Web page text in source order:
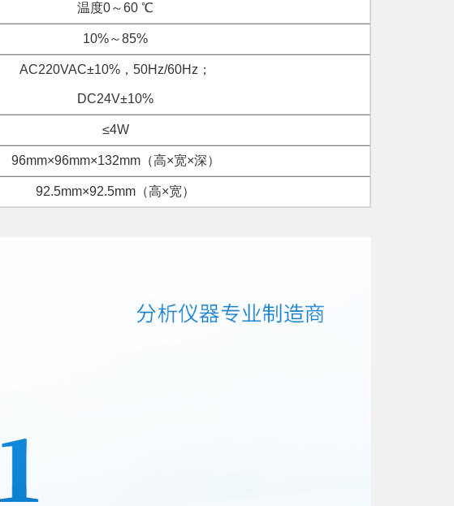
温度0～60 ℃
10%～85%
AC220VAC±10%，50Hz/60Hz；
DC24V±10%
≤4W
96mm×96mm×132mm（高×宽×深）
92.5mm×92.5mm（高×宽）